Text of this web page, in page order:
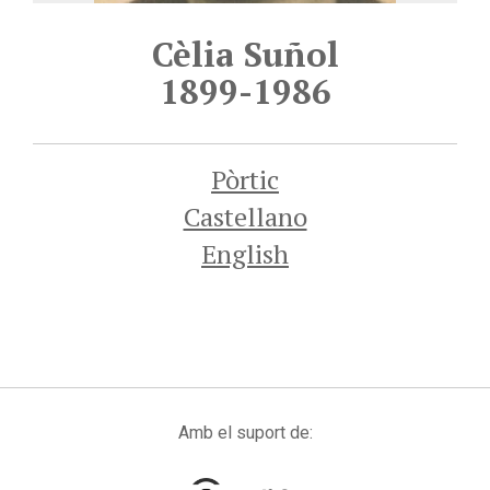
Cèlia Suñol
1899-1986
Pòrtic
Castellano
English
Amb el suport de: